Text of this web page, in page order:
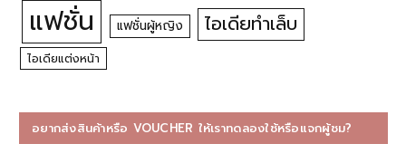
แฟชั่น แฟชั่นผู้หญิง ไอเดียทำเล็บ
ไอเดียแต่งหน้า
อยากส่งสินค้าหรือ VOUCHER ให้เราทดลองใช้หรือแจกผู้ชม?